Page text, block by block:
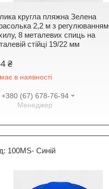
кругла пляжна Зелена
2,2 м з регулюванням
8 металевих спиць на
стійці 19/22 мм
₴
в наявності
+380 (67) 678-76-94
Менеджер
100MS- Синій